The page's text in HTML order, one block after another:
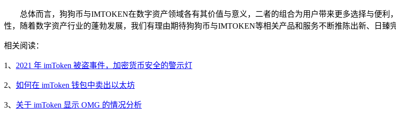
总体而言，狗狗币与IMTOKEN在数字资产领域各有其价值与意义，二者的组合为用户带来更多选择与便
性，随着数字资产行业的蓬勃发展，我们有理由期待狗狗币与IMTOKEN等相关产品和服务不断推陈出新、日臻
相关阅读：
1、 2021 年 imToken 被盗事件，加密货币安全的警示灯
2、 如何在 imToken 钱包中卖出以太坊
3、 关于 imToken 显示 OMG 的情况分析